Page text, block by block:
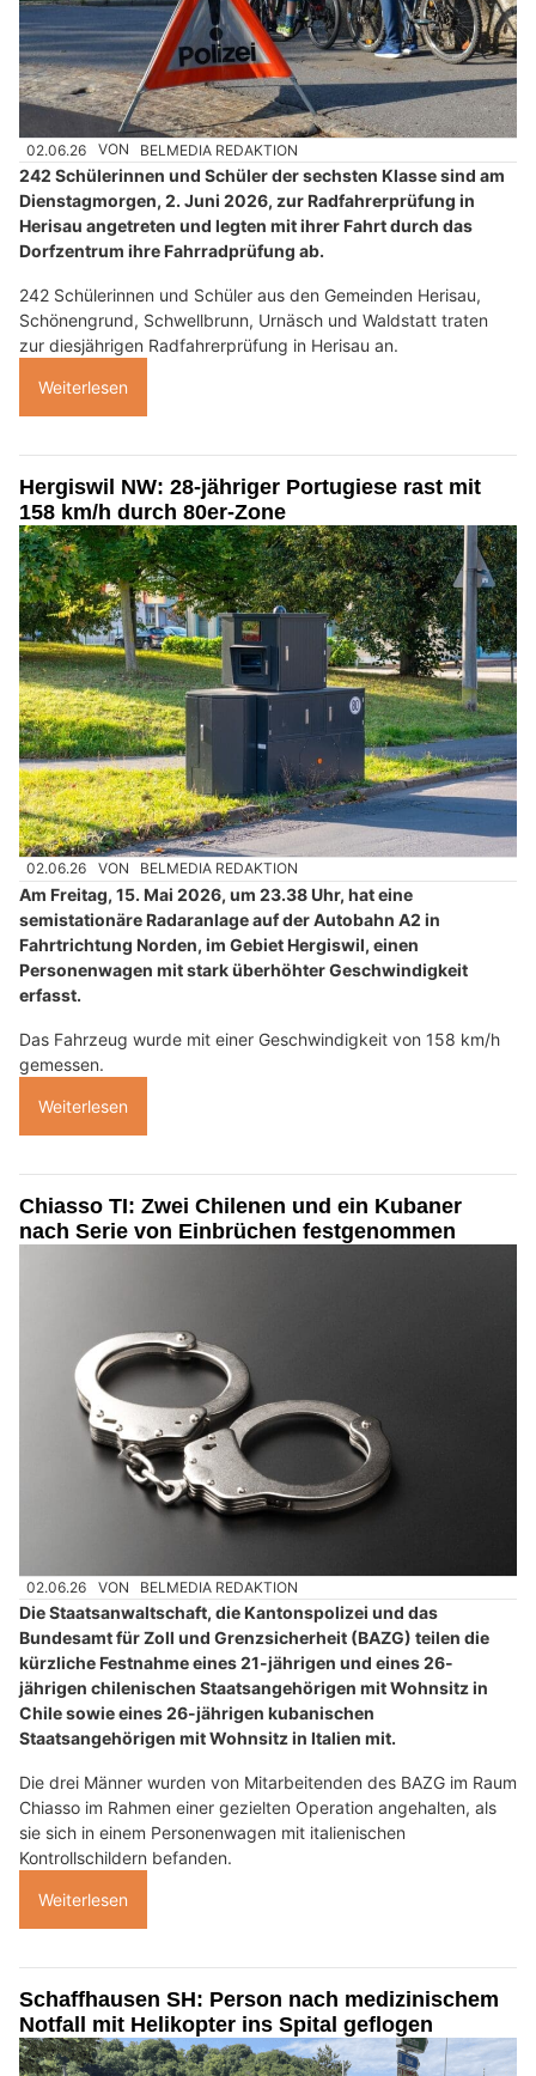
02.06.26 VON BELMEDIA REDAKTION
242 Schülerinnen und Schüler der sechsten Klasse sind am
Dienstagmorgen, 2. Juni 2026, zur Radfahrerprüfung in
Herisau angetreten und legten mit ihrer Fahrt durch das
Dorfzentrum ihre Fahrradprüfung ab.
242 Schülerinnen und Schüler aus den Gemeinden Herisau,
Schönengrund, Schwellbrunn, Urnäsch und Waldstatt traten
zur diesjährigen Radfahrerprüfung in Herisau an.
Weiterlesen
Hergiswil NW: 28-jähriger Portugiese rast mit
158 km/h durch 80er-Zone
02.06.26 VON BELMEDIA REDAKTION
Am Freitag, 15. Mai 2026, um 23.38 Uhr, hat eine
semistationäre Radaranlage auf der Autobahn A2 in
Fahrtrichtung Norden, im Gebiet Hergiswil, einen
Personenwagen mit stark überhöhter Geschwindigkeit
erfasst.
Das Fahrzeug wurde mit einer Geschwindigkeit von 158 km/h
gemessen.
Weiterlesen
Chiasso TI: Zwei Chilenen und ein Kubaner
nach Serie von Einbrüchen festgenommen
02.06.26 VON BELMEDIA REDAKTION
Die Staatsanwaltschaft, die Kantonspolizei und das
Bundesamt für Zoll und Grenzsicherheit (BAZG) teilen die
kürzliche Festnahme eines 21-jährigen und eines 26-
jährigen chilenischen Staatsangehörigen mit Wohnsitz in
Chile sowie eines 26-jährigen kubanischen
Staatsangehörigen mit Wohnsitz in Italien mit.
Die drei Männer wurden von Mitarbeitenden des BAZG im Raum
Chiasso im Rahmen einer gezielten Operation angehalten, als
sie sich in einem Personenwagen mit italienischen
Kontrollschildern befanden.
Weiterlesen
Schaffhausen SH: Person nach medizinischem
Notfall mit Helikopter ins Spital geflogen